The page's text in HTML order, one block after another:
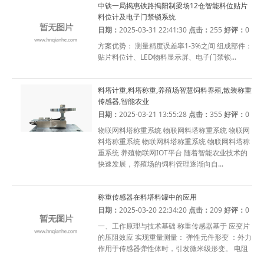
中铁一局揭惠铁路揭阳制梁场12仓智能料位贴片
料位计及电子门禁锁系统
日期：2025-03-31 22:41:30 点击：255好评：0
方案优势： 测量精度误差率1-3%之间 组成部件：
贴片料位计、LED物料显示屏、电子门禁锁...
料塔计重,料塔称重,养殖场智慧饲料养殖,散装称重
传感器,智能农业
日期：2025-03-21 13:55:28 点击：355好评：0
物联网料塔称重系统 物联网料塔称重系统 物联网
料塔称重系统 物联网料塔称重系统 物联网料塔称
重系统 养殖物联网IOT平台 随着智能农业技术的
快速发展，养殖场的饲料管理逐渐向自...
称重传感器在料塔料罐中的应用
日期：2025-03-20 22:34:20 点击：209好评：0
一、工作原理与技术基础 称重传感器基于 应变片
的压阻效应 实现重量测量： 弹性元件形变 ：外力
作用于传感器弹性体时，引发微米级形变。 电阻